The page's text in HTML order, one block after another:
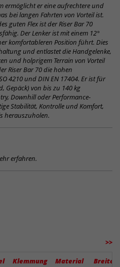
ermöglicht er eine aufrechtere und
bei langen Fahrten von Vorteil ist.
guten Flex ist der Riser Bar 70
Der Lenker ist mit einem 12°
komfortableren Position führt. Dies
und entlastet die Handgelenke,
und holprigem Terrain von Vorteil
Riser Bar 70 die hohen
4210 und DIN EN 17404. Er ist für
Gepäck) von bis zu 140 kg
Downhill oder Performance-
Stabilität, Kontrolle und Komfort,
herauszuholen.
erfahren.
>>
Klemmung Material
Breite